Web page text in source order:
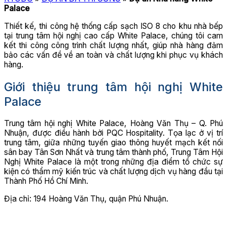
Palace
Thiết kế, thi công hệ thống cấp sạch ISO 8 cho khu nhà bếp
tại trung tâm hội nghị cao cấp White Palace, chúng tôi cam
kết thi công công trình chất lượng nhất, giúp nhà hàng đảm
bảo các vấn đề về an toàn và chất lượng khi phục vụ khách
hàng.
Giới thiệu trung tâm hội nghị White
Palace
Trung tâm hội nghị White Palace, Hoàng Văn Thụ – Q. Phú
Nhuận, được điều hành bởi PQC Hospitality. Tọa lạc ở vị trí
trung tâm, giữa những tuyến giao thông huyết mạch kết nối
sân bay Tân Sơn Nhất và trung tâm thành phố, Trung Tâm Hội
Nghị White Palace là một trong những địa điểm tổ chức sự
kiện có thẩm mỹ kiến trúc và chất lượng dịch vụ hàng đầu tại
Thành Phố Hồ Chí Minh.
Địa chỉ: 194 Hoàng Văn Thụ, quận Phú Nhuận.